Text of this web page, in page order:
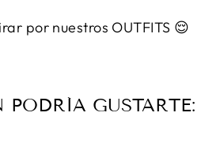
por nuestros OUTFITS 😌
PODRÍA GUSTARTE: